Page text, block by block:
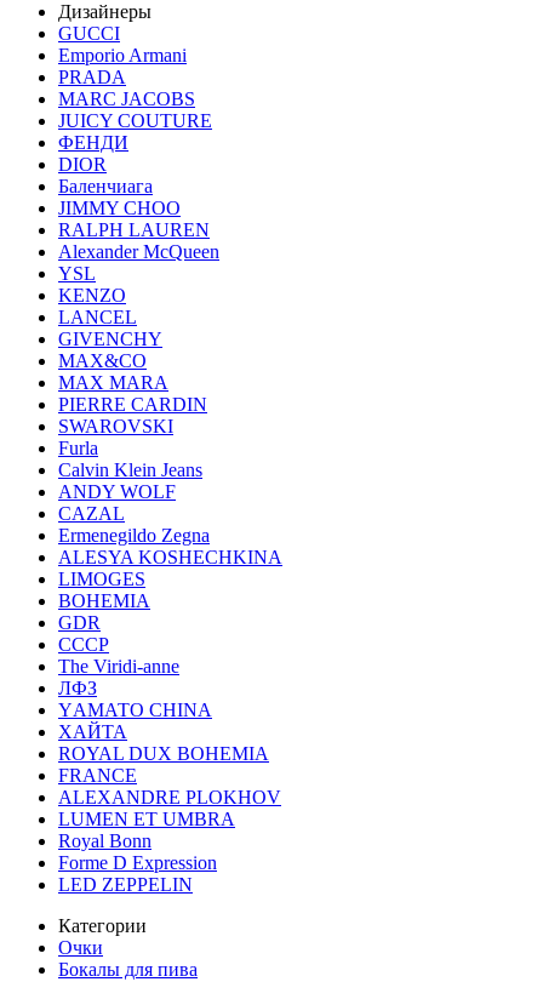
Дизайнеры
GUCCI
Emporio Armani
PRADA
MARC JACOBS
JUICY COUTURE
ФЕНДИ
DIOR
Баленчиага
JIMMY CHOO
RALPH LAUREN
Alexander McQueen
YSL
KENZO
LANCEL
GIVENCHY
MAX&CO
MAX MARA
PIERRE CARDIN
SWAROVSKI
Furla
Calvin Klein Jeans
ANDY WOLF
CAZAL
Ermenegildo Zegna
ALESYA KOSHECHKINA
LIMOGES
BOHEMIA
GDR
СССР
The Viridi-anne
ЛФЗ
YАМАТО CHINA
ХАЙТА
ROYAL DUX BOHEMIA
FRANCE
ALEXANDRE PLOKHOV
LUMEN ET UMBRA
Royal Bonn
Forme D Expression
LED ZEPPELIN
Категории
Очки
Бокалы для пива